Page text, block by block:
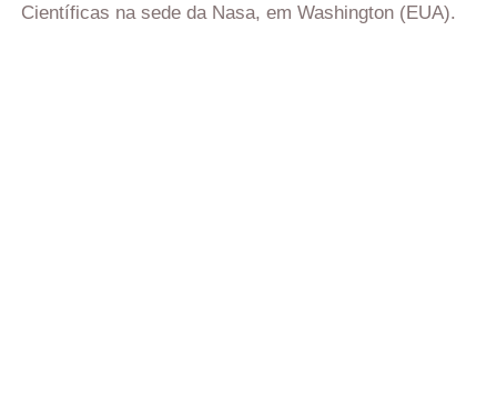
Científicas na sede da Nasa, em Washington (EUA).